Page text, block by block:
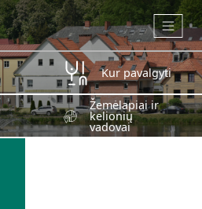
Kur pavalgyti
Žemėlapiai ir
kelionių
vadovai